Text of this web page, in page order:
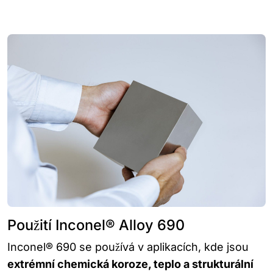
Použití Inconel® Alloy 690
Inconel® 690 se používá v aplikacích, kde jsou
extrémní chemická koroze, teplo a strukturální